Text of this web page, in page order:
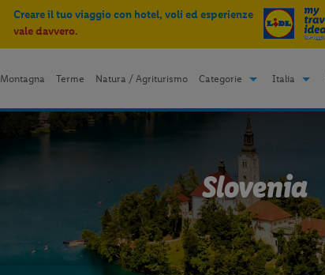
Creare il tuo viaggio con hotel, voli ed esperienze
vale davvero.
Montagna Terme Natura / Agriturismo Categorie Italia
Slovenia